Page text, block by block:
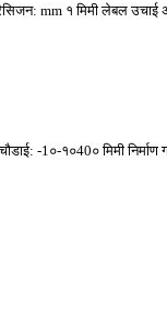
mm १ मिमी लेबल
-1०-१०40० मिमी